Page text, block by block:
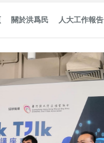
關於洪爲民 人大工作報告